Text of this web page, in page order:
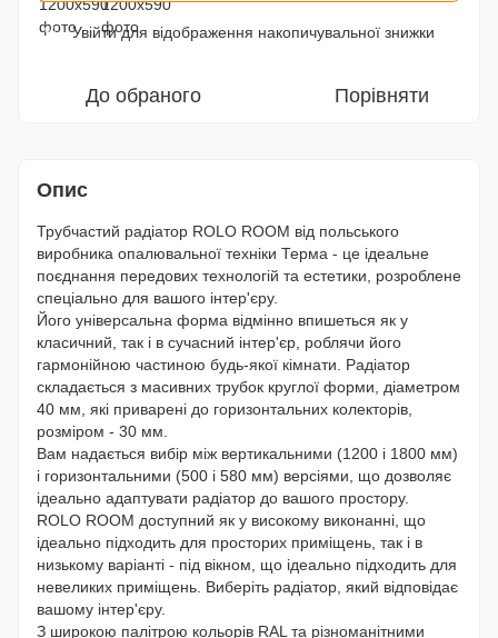
% Увійтидля відображення накопичувальної знижки
До обраного Порівняти
Опис
Трубчастий радіатор ROLO ROOM від польського
виробника опалювальної техніки Терма - це ідеальне
поєднання передових технологій та естетики, розроблене
спеціально для вашого інтер'єру.
Його універсальна форма відмінно впишеться як у
класичний, так і в сучасний інтер'єр, роблячи його
гармонійною частиною будь-якої кімнати. Радіатор
складається з масивних трубок круглої форми, діаметром
40 мм, які приварені до горизонтальних колекторів,
розміром - 30 мм.
Вам надається вибір між вертикальними (1200 і 1800 мм)
і горизонтальними (500 і 580 мм) версіями, що дозволяє
ідеально адаптувати радіатор до вашого простору.
ROLO ROOM доступний як у високому виконанні, що
ідеально підходить для просторих приміщень, так і в
низькому варіанті - під вікном, що ідеально підходить для
невеликих приміщень. Виберіть радіатор, який відповідає
вашому інтер'єру.
З широкою палітрою кольорів RAL та різноманітними